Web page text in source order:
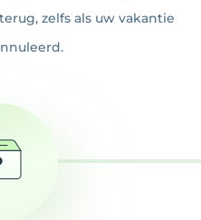
zelfs als uw vakantie